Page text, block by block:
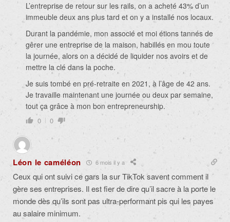
L’entreprise de retour sur les rails, on a acheté 43% d’un
immeuble deux ans plus tard et on y a installé nos locaux.
Durant la pandémie, mon associé et moi étions tannés de
gêrer une entreprise de la maison, habillés en mou toute
la journée, alors on a décidé de liquider nos avoirs et de
mettre la clé dans la poche.
Je suis tombé en pré-retraite en 2021, à l’âge de 42 ans.
Je travaille maintenant une journée ou deux par semaine,
tout ça grâce à mon bon entrepreneurship.
0 0
Léon le caméléon 6 mois il y a
Ceux qui ont suivi ce gars la sur TikTok savent comment il
gère ses entreprises. Il est fier de dire qu’il sacre à la porte le
monde dès qu’ils sont pas ultra-performant pis qui les payes
au salaire minimum.